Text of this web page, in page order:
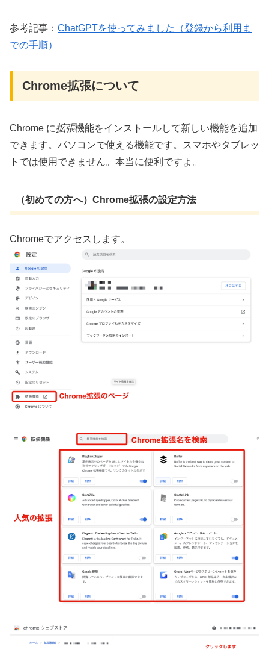
参考記事： ChatGPTを使ってみました（登録から利用ま
での手順）
Chrome拡張について
Chrome に拡張機能をインストールして新しい機能を追加
できます。パソコンで使える機能です。スマホやタブレッ
トでは使用できません。本当に便利ですよ。
（初めての方へ）Chrome拡張の設定方法
Chromeでアクセスします。